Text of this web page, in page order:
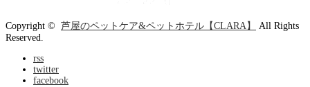
Copyright © 芦屋のペットケア&ペットホテル【CLARA】
All Rights
Reserved.
rss
twitter
facebook